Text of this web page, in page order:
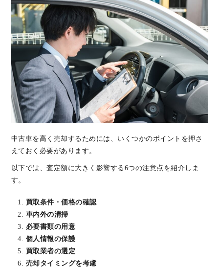
中古車を高く売却するためには、いくつかのポイントを押さ
えておく必要があります。
以下では、査定額に大きく影響する6つの注意点を紹介しま
す。
買取条件・価格の確認
車内外の清掃
必要書類の用意
個人情報の保護
買取業者の選定
売却タイミングを考慮